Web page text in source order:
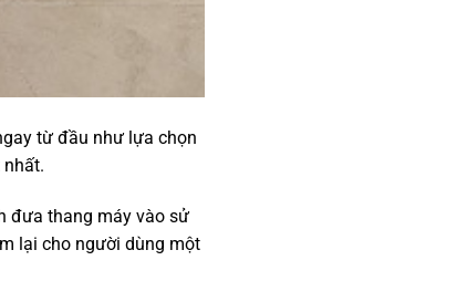
từ đầu như lựa chọn
đưa thang máy vào sử
lại cho người dùng một